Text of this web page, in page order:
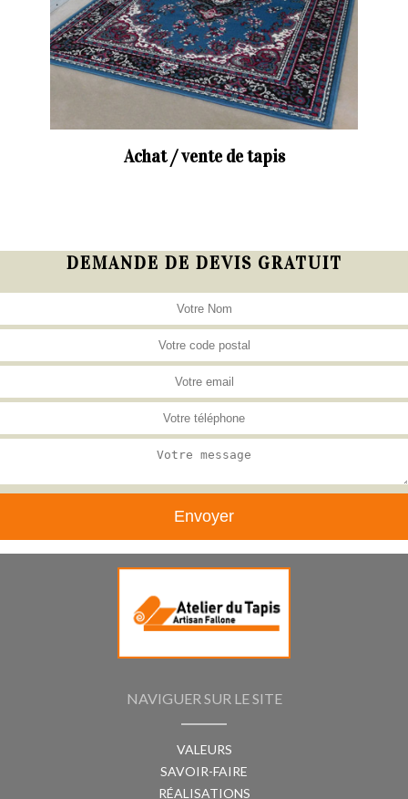
Achat / vente de tapis
DEMANDE DE DEVIS GRATUIT
NAVIGUER SUR LE SITE
VALEURS
SAVOIR-FAIRE
RÉALISATIONS